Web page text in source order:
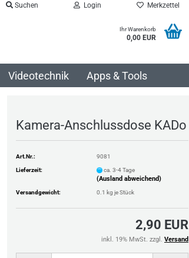
Suchen Login Merkzettel
Ihr Warenkorb
0,00 EUR
Videotechnik Apps & Tools
Kamera-Anschlussdose KADo
Art.Nr.: 9081
Lieferzeit: ca. 3-4 Tage
(Ausland abweichend)
Versandgewicht: 0.1 kg je Stück
2,90 EUR
inkl. 19% MwSt. zzgl. Versand